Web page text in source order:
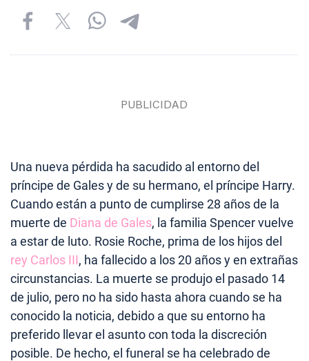
Una nueva pérdida ha sacudido al entorno del
príncipe de Gales y de su hermano, el príncipe Harry.
Cuando están a punto de cumplirse 28 años de la
muerte de Diana de Gales, la familia Spencer vuelve
a estar de luto. Rosie Roche, prima de los hijos del
rey Carlos III, ha fallecido a los 20 años y en extrañas
circunstancias. La muerte se produjo el pasado 14
de julio, pero no ha sido hasta ahora cuando se ha
conocido la noticia, debido a que su entorno ha
preferido llevar el asunto con toda la discreción
posible. De hecho, el funeral se ha celebrado de